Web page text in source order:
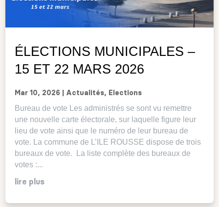
ÉLECTIONS MUNICIPALES –
15 ET 22 MARS 2026
Mar 10, 2026 Actualités, Elections
Bureau de vote Les administrés se sont vu remettre
une nouvelle carte électorale, sur laquelle figure leur
lieu de vote ainsi que le numéro de leur bureau de
vote. La commune de L’ILE ROUSSE dispose de trois
bureaux de vote. La liste complète des bureaux de
votes :...
lire plus